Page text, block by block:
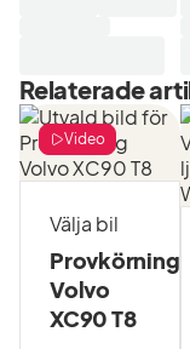
på 111
punkter.
Bilarna är
professionellt
och med
köpet
följer
rabatterad
laddning
Relaterade
Välja bil
Provkörning
Volvo
XC90 T8
Video